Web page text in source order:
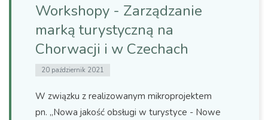
Workshopy - Zarządzanie
marką turystyczną na
Chorwacji i w Czechach
20 październik 2021
W związku z realizowanym mikroprojektem
pn. „Nowa jakość obsługi w turystyce - Nowe